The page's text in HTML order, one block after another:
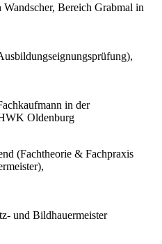
Wandscher, Bereich Grabmal in
in der
Oldenburg
(Fachtheorie & Fachpraxis
und Bildhauermeister